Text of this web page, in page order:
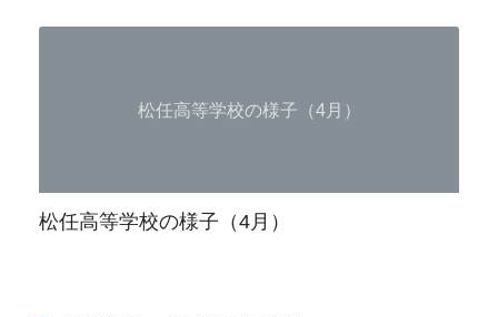
松任高等学校の様子（4月）
松任高等学校の様子（4月）